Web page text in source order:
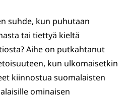
suhde, kun puhutaan
tai tiettyä kieltä
Aihe on putkahtanut
kun ulkomaisetkin
kiinnostua suomalaisten
ominaisen